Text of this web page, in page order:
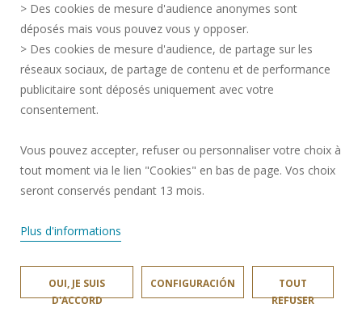
MAPA DEL SITIO
DATOS PERSONALES
ACCESIBILIDAD
GESTIÓN DE COOKIES
¡Únete a nosotros!
> Des cookies de mesure d'audience anonymes sont
déposés mais vous pouvez vous y opposer.
> Des cookies de mesure d'audience, de partage sur les
réseaux sociaux, de partage de contenu et de performance
publicitaire sont déposés uniquement avec votre
consentement.
Vous pouvez accepter, refuser ou personnaliser votre choix à
tout moment via le lien "Cookies" en bas de page. Vos choix
seront conservés pendant 13 mois.
Plus d'informations
OUI, JE SUIS
D'ACCORD
CONFIGURACIÓN
TOUT
REFUSER